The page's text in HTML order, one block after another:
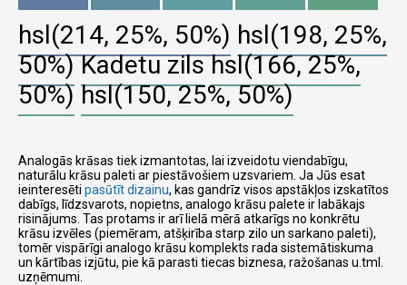
hsl(214, 25%, 50%) hsl(198, 25%,
50%) Kadetu zils hsl(166, 25%,
50%) hsl(150, 25%, 50%)
Analogās krāsas tiek izmantotas, lai izveidotu viendabīgu,
naturālu krāsu paleti ar piestāvošiem uzsvariem. Ja Jūs esat
ieinteresēti pasūtīt dizainu, kas gandrīz visos apstākļos izskatītos
dabīgs, līdzsvarots, nopietns, analogo krāsu palete ir labākajs
risinājums. Tas protams ir arī lielā mērā atkarīgs no konkrētu
krāsu izvēles (piemēram, atšķirība starp zilo un sarkano paleti),
tomēr vispārīgi analogo krāsu komplekts rada sistemātiskuma
un kārtības izjūtu, pie kā parasti tiecas biznesa, ražošanas u.tml.
uzņēmumi.